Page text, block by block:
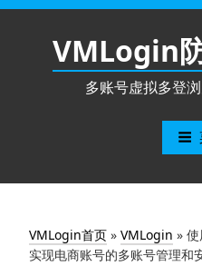
跳
VMLogin
多账号虚拟多登
VMLogin首页 » VMLogin »
实现电商账号的多账号管理和